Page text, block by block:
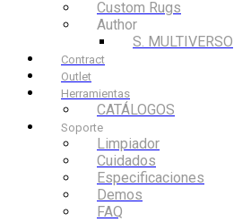
Custom Rugs
Author
S. MULTIVERSO
Contract
Outlet
Herramientas
CATÁLOGOS
Soporte
Limpiador
Cuidados
Especificaciones
Demos
FAQ